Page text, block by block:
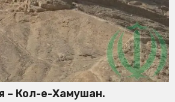
– Кол-е-Хамушан.